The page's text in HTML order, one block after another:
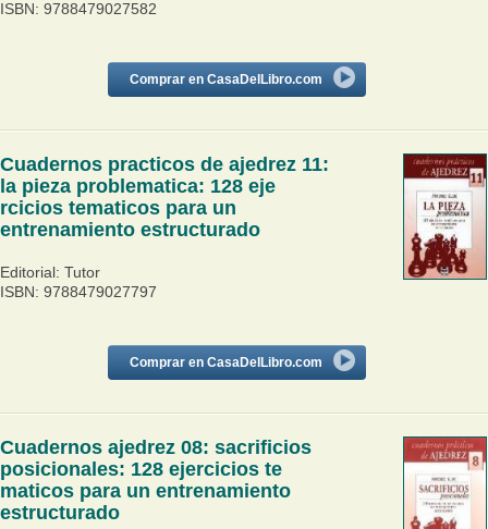
ISBN: 9788479027582
Comprar en CasaDelLibro.com
Cuadernos practicos de ajedrez 11:
la pieza problematica: 128 eje
rcicios tematicos para un
entrenamiento estructurado
Editorial: Tutor
ISBN: 9788479027797
Comprar en CasaDelLibro.com
Cuadernos ajedrez 08: sacrificios
posicionales: 128 ejercicios te
maticos para un entrenamiento
estructurado